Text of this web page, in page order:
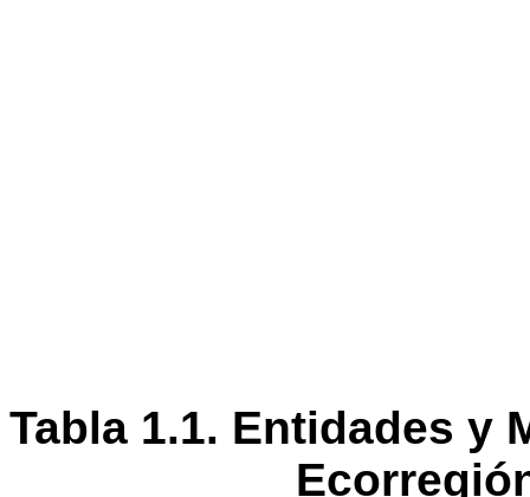
Tabla 1.1. Entidades y